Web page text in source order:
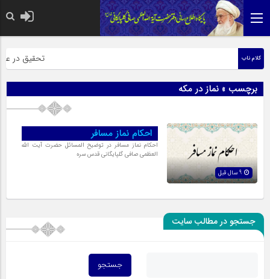
کلام ناب تحقیق در
برچسب » نماز در مکه
احکام نماز مسافر
احکام نماز مسافر در توضیح المسائل حضرت آیت الله
العظمی صافی گلپایگانی قدس سره
جستجو در مطالب سایت